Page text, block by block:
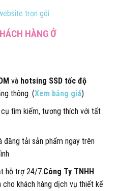
trọn gói
HÀNG Ở
và hotsing SSD tốc độ
thông. (Xem bảng giá)
tìm kiếm, tương thích với tất
đăng tải sản phẩm ngay trên
hỗ trợ 24/7.Công Ty TNHH
cho khách hàng dịch vụ thiết kế